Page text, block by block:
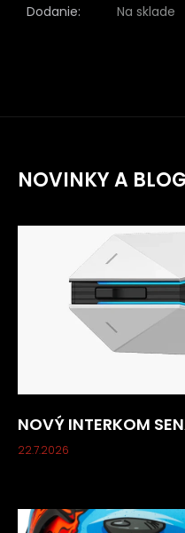
Dodanie: Na sklade
NOVINKY A BLOG
NOVÝ INTERKOM
22.7.2026